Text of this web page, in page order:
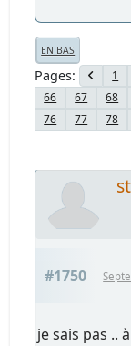
EN BAS
Pages 1
66
67 68
76
77 78
#1750
je sais pas ..